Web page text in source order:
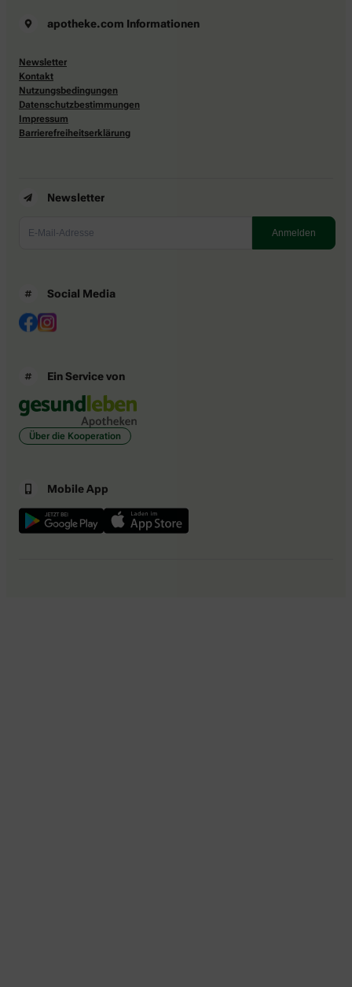
apotheke.com Informationen
Newsletter
Kontakt
Nutzungsbedingungen
Datenschutzbestimmungen
Impressum
Barrierefreiheitserklärung
Newsletter
Social Media
Ein Service von
Über die Kooperation
Mobile App